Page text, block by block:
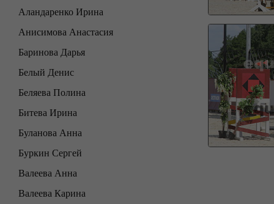
Аландаренко Ирина
Анисимова Анастасия
Баринова Дарья
Белый Денис
Беляева Полина
Битева Ирина
Буланова Анна
Буркин Сергей
Валеева Анна
Валеева Карина